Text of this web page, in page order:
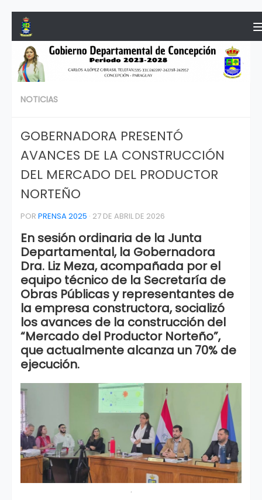
Saltar al contenido
NOTICIAS
GOBERNADORA PRESENTÓ
AVANCES DE LA CONSTRUCCIÓN
DEL MERCADO DEL PRODUCTOR
NORTEÑO
POR PRENSA 2025 · 27 DE ABRIL DE 2026
En sesión ordinaria de la Junta
Departamental, la Gobernadora
Dra. Liz Meza, acompañada por el
equipo técnico de la Secretaría de
Obras Públicas y representantes de
la empresa constructora, socializó
los avances de la construcción del
“Mercado del Productor Norteño”,
que actualmente alcanza un 70% de
ejecución.
.